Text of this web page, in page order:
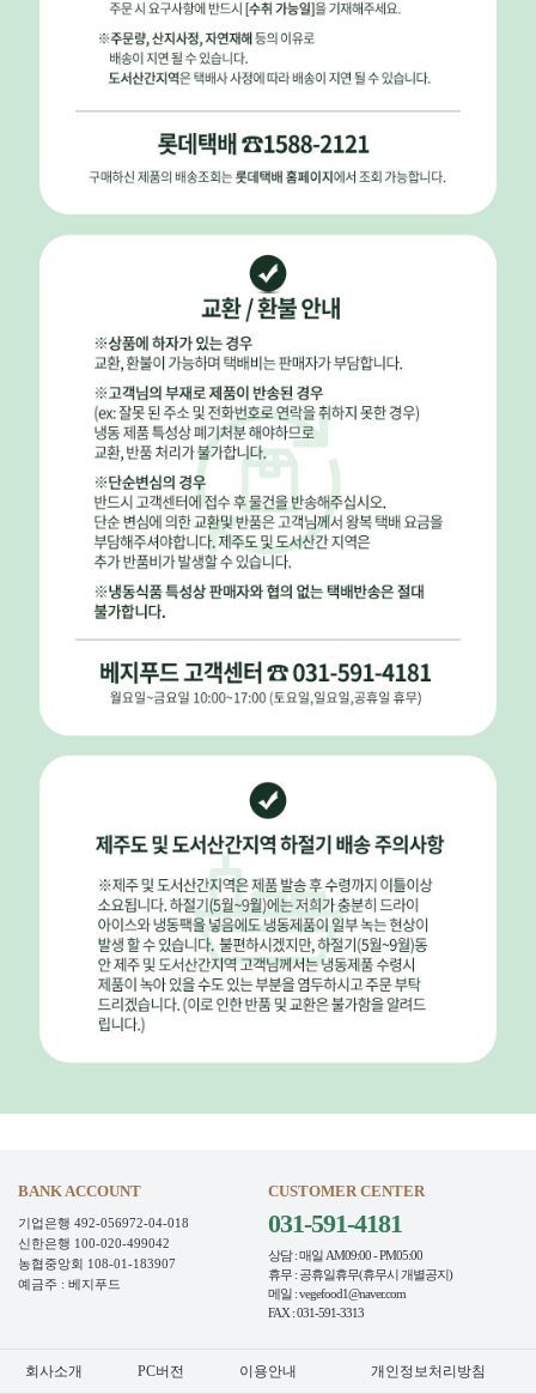
BANK ACCOUNT
기업은행 492-056972-04-018
신한은행 100-020-499042
농협중앙회 108-01-183907
예금주 : 베지푸드
CUSTOMER CENTER
031-591-4181
상담 : 매일 AM09:00 - PM05:00
휴무 : 공휴일휴무(휴무시 개별공지)
메일 : vegefood1@naver.com
FAX : 031-591-3313
회사소개 PC버전 이용안내 개인정보처리방침